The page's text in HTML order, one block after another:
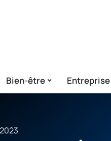
Bien-être Entreprise